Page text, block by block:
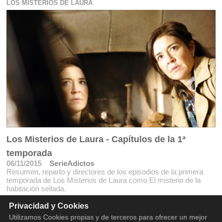
LOS MISTERIOS DE LAURA
Los Misterios de Laura - Capítulos de la 1ª
temporada
06/11/2015
SerieAdictos
Resumen, reparto y directores de los episodios de la primera
temporada de Los Misterios de Laura como El misterio de la
habitación sellada.
Privacidad y Cookies
Utilizamos Cookies propias y de terceros para ofrecer un mejor